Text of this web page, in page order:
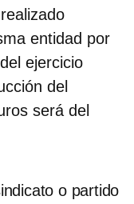
entidad por
ejercicio
del
será del
o partido